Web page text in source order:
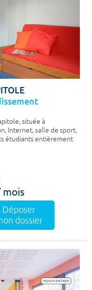
située à
Internet, salle de sport,
étudiants entièrement
mois
Déposer
dossier